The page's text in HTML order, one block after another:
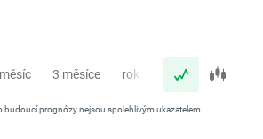
měsíc 3 měsíce rok
prognózy nejsou spolehlivým ukazatelem